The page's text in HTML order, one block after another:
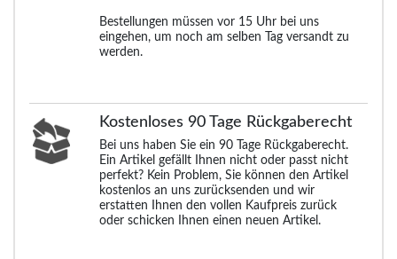
Bestellungen müssen vor 15 Uhr bei uns
eingehen, um noch am selben Tag versandt zu
werden.
Kostenloses 90 Tage Rückgaberecht
Bei uns haben Sie ein 90 Tage Rückgaberecht.
Ein Artikel gefällt Ihnen nicht oder passt nicht
perfekt? Kein Problem, Sie können den Artikel
kostenlos an uns zurücksenden und wir
erstatten Ihnen den vollen Kaufpreis zurück
oder schicken Ihnen einen neuen Artikel.